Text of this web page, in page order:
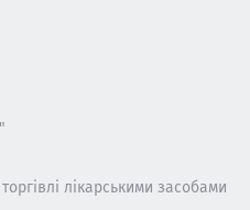
лікарськими засобами